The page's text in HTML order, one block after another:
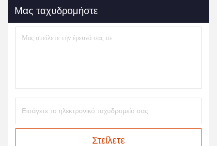
Μας ταχυδρομήστε
Στείλετε